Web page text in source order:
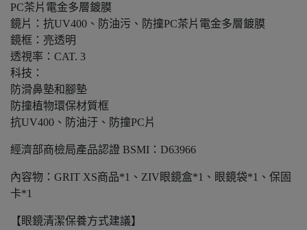
PC茶片電金多層鍍膜
鏡片：抗UV400、防油污、防撞PC茶片電金多層鍍膜
鏡框：亮透明
透視率：CAT. 3
科技：
防滑鼻墊和腳墊
防撞植物環保材質框
抗UV400、防油汙、防撞PC片
經濟部商檢局產品認證 BSMI：D63966
內容物：GRIT XS商品*1、ZIV眼鏡盒*1、眼鏡袋*1、保固
卡*1
【眼鏡清潔保養方式建議】